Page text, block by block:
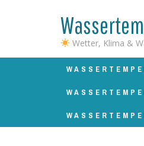
Wetter, Klima &